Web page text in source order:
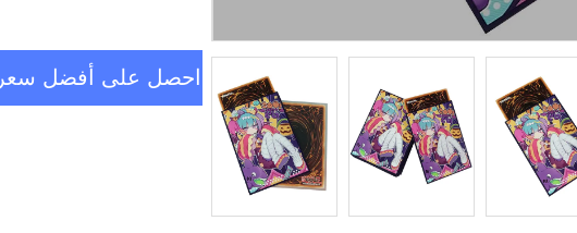
احصل على أفضل سعر